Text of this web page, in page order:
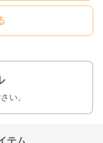
い。
テム